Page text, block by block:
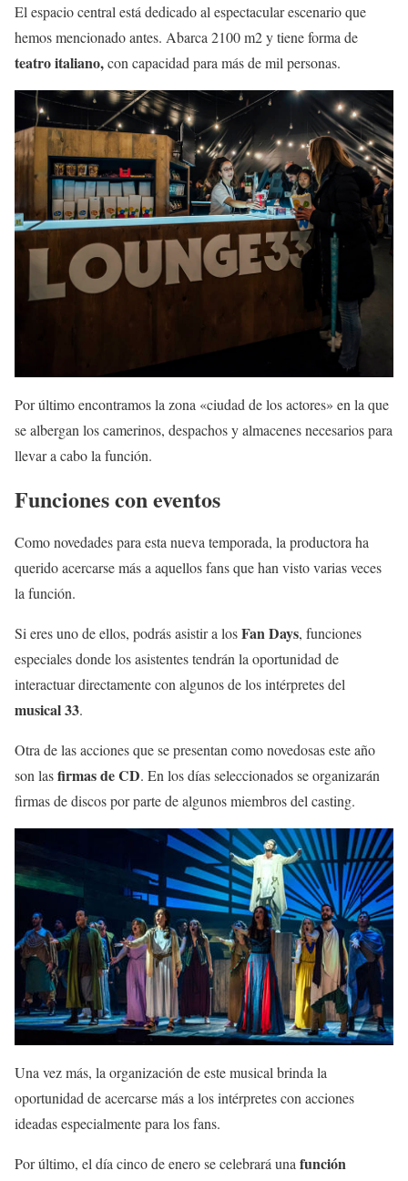
El espacio central está dedicado al espectacular escenario que
hemos mencionado antes. Abarca 2100 m2 y tiene forma de
teatro italiano,con capacidad para más de mil personas.
Por último encontramos la zona «ciudad de los actores» en la que
se albergan los camerinos, despachos y almacenes necesarios para
llevar a cabo la función.
Funciones con eventos
Como novedades para esta nueva temporada, la productora ha
querido acercarse más a aquellos fans que han visto varias veces
la función.
Si eres uno de ellos, podrás asistir a losFan Days, funciones
especiales donde los asistentes tendrán la oportunidad de
interactuar directamente con algunos de los intérpretes del
musical 33.
Otra de las acciones que se presentan como novedosas este año
son lasfirmas de CD. En los días seleccionados se organizarán
firmas de discos por parte de algunos miembros del casting.
Una vez más, la organización de este musical brinda la
oportunidad de acercarse más a los intérpretes con acciones
ideadas especialmente para los fans.
Por último, el día cinco de enero se celebrará unafunción